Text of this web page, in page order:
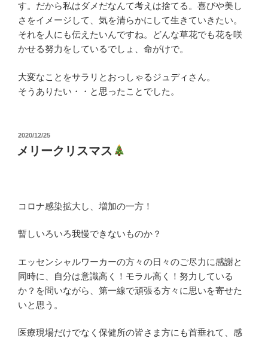
す。だから私はダメだなんて考えは捨てる。喜びや美し
さをイメージして、気を清らかにして生きていきたい。
それを人にも伝えたいんですね。どんな草花でも花を咲
かせる努力をしているでしょ、命がけで。
大変なことをサラリとおっしゃるジュディさん。
そうありたい・・と思ったことでした。
投
日:
2020/12/25
メリークリスマス
コロナ感染拡大し、増加の一方！
暫しいろいろ我慢できないものか？
エッセンシャルワーカーの方々の日々のご尽力に感謝と
同時に、自分は意識高く！モラル高く！努力している
か？を問いながら、第一線で頑張る方々に思いを寄せた
いと思う。
医療現場だけでなく保健所の皆さま方にも首垂れて、感